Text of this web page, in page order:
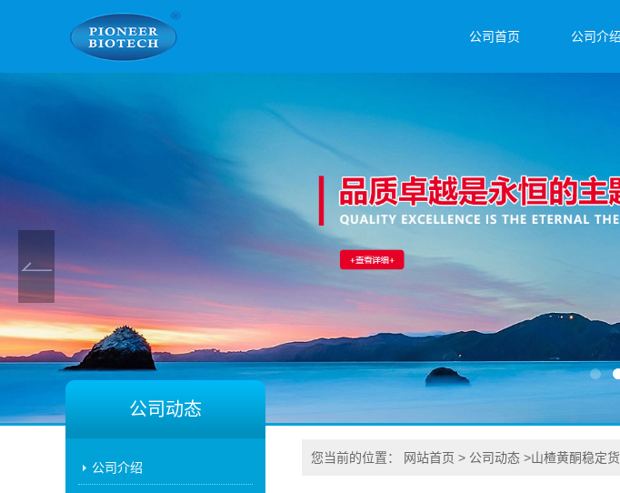
公司首页 公司介绍
公司动态
公司介绍
您当前的位置： 网站首页 > 公司动态 >山楂黄酮稳定